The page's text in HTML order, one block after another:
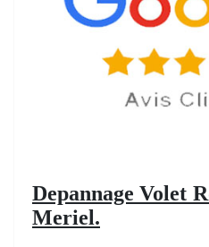
Depannage Volet
Meriel.